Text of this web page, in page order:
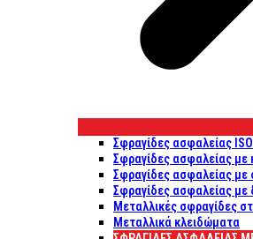
Σφραγίδες ασφαλείας
Σφραγίδες ασφαλείας με
Σφραγίδες ασφαλείας με
Σφραγίδες ασφαλείας με
Μεταλλικές σφραγίδες
Μεταλλικά κλειδώματα